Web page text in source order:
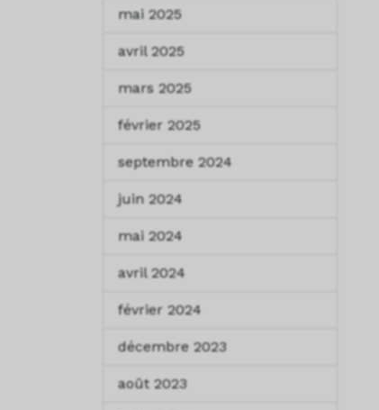
mai 2025
avril 2025
mars 2025
février 2025
septembre 2024
juin 2024
mai 2024
avril 2024
février 2024
décembre 2023
août 2023